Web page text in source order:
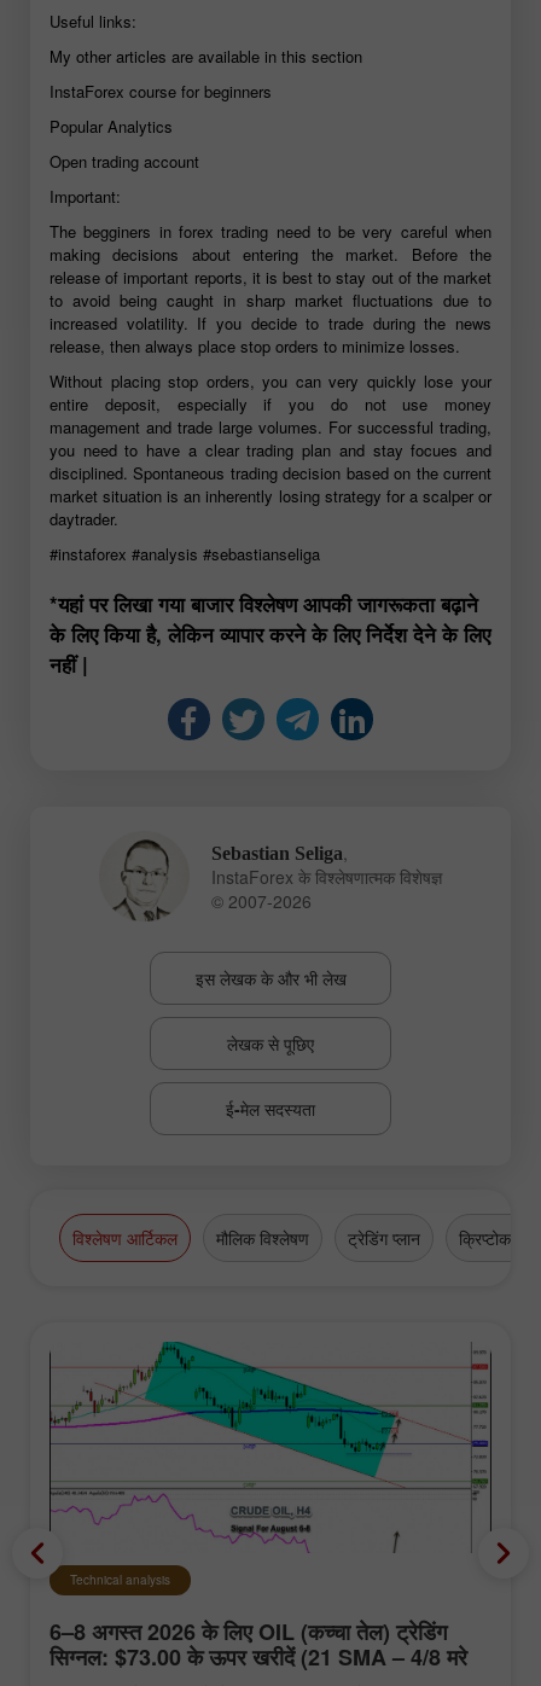
Useful links:
My other articles are available in this section
InstaForex course for beginners
Popular Analytics
Open trading account
Important:
The begginers in forex trading need to be very careful when
making decisions about entering the market. Before the
release of important reports, it is best to stay out of the market
to avoid being caught in sharp market fluctuations due to
increased volatility. If you decide to trade during the news
release, then always place stop orders to minimize losses.
Without placing stop orders, you can very quickly lose your
entire deposit, especially if you do not use money
management and trade large volumes. For successful trading,
you need to have a clear trading plan and stay focues and
disciplined. Spontaneous trading decision based on the current
market situation is an inherently losing strategy for a scalper or
daytrader.
#instaforex #analysis #sebastianseliga
*यहां पर लिखा गया बाजार विश्लेषण आपकी जागरूकता बढ़ाने
के लिए किया है, लेकिन व्यापार करने के लिए निर्देश देने के लिए
नहीं |
Sebastian Seliga
InstaForex के विश्लेषणात्मक विशेषज्ञ
© 2007-2026
इस लेखक के और भी लेख
लेखक से पूछिए
ई-मेल सदस्यता
विश्लेषण आर्टिकल मौलिक विश्लेषण ट्रेडिंग प्लान क्रिप्टोकरेंसी
Technical analysis
6–8 अगस्त 2026 के लिए OIL (कच्चा तेल) ट्रेडिंग
सिग्नल: $73.00 के ऊपर खरीदें (21 SMA – 4/8 मरे